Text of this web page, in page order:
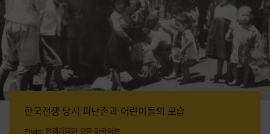
한국전쟁 당시 피난촌과 어린이들의 모습
Photo: 전쟁기념관 오픈 아카이브